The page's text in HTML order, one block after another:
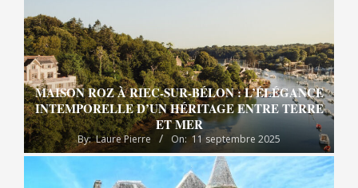
MAISON ROZ À RIEC-SUR-BÉLON : L’ÉLÉGANCE
INTEMPORELLE D’UN HÉRITAGE ENTRE TERRE
ET MER
By: Laure Pierre On: 11 septembre 2025